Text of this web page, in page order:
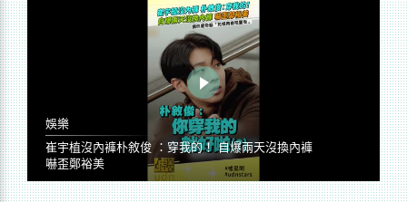
娛樂
崔宇植沒內褲朴敘俊 ：穿我的！ 自爆兩天沒換內褲
嚇歪鄭裕美